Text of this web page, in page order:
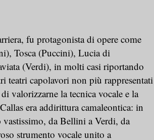
fu protagonista di opere come
Tosca (Puccini), Lucia di
(Verdi), in molti casi riportando
teatri capolavori non più rappresentati
valorizzarne la tecnica vocale e la
era addirittura camaleontica: in
da Bellini a Verdi, da
strumento vocale unito a